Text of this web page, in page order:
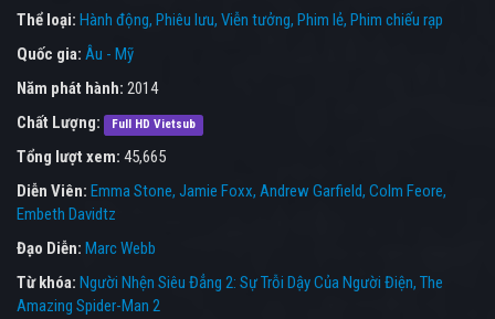
Thể loại: Hành động Phiêu lưu Viễn tưởng Phim lẻ Phim chiếu rạp
Quốc gia: Âu - Mỹ
Năm phát hành: 2014
Chất Lượng:
Full HD Vietsub
Tổng lượt xem: 45,665
Diễn Viên: Emma Stone Jamie Foxx Andrew Garfield Colm Feore
Embeth Davidtz
Đạo Diễn: Marc Webb
Từ khóa: Người Nhện Siêu Đẳng 2: Sự Trỗi Dậy Của Người Điện, The
Amazing Spider-Man 2